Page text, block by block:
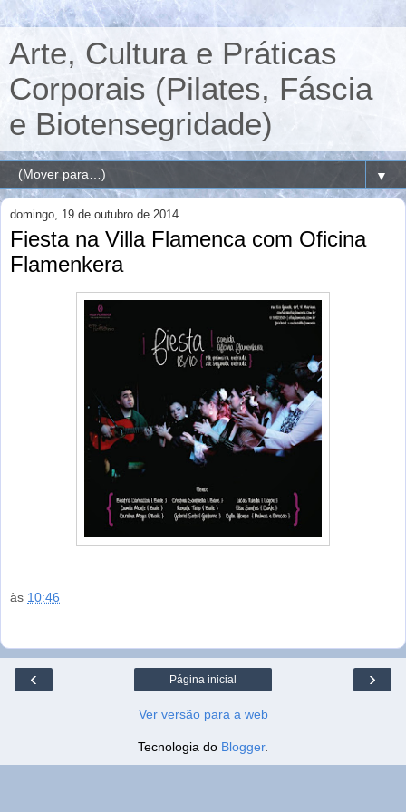
Arte, Cultura e Práticas
Corporais (Pilates, Fáscia
e Biotensegridade)
▼
domingo, 19 de outubro de 2014
Fiesta na Villa Flamenca com Oficina
Flamenkera
às 10:46
‹ ›
Página inicial
Ver versão para a web
Tecnologia do Blogger.